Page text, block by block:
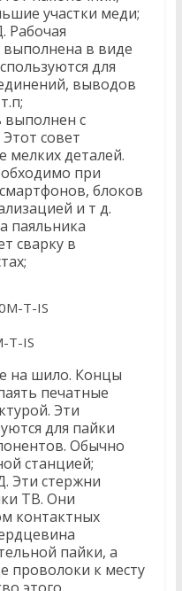
участки меди;
Рабочая
выполнена в виде
для
выводов
с
совет
мелких деталей.
при
блоков
и т д.
паяльника
сварку в
T-IS
на шило. Концы
печатные
Эти
для пайки
Обычно
станцией;
Эти стержни
TB. Они
контактных
пайки, а
проволоки к месту